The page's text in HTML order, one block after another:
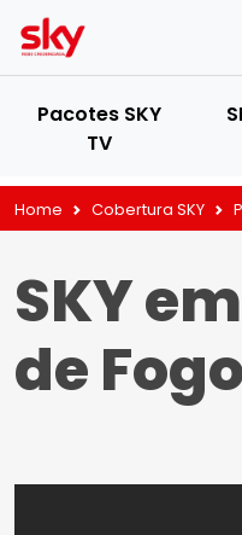
Pacotes SKY
TV
Home Cobertura SKY
SKY
de Fogo